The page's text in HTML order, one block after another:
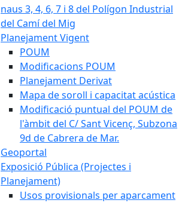
naus 3, 4, 6, 7 i 8 del Polígon Industrial
del Camí del Mig
Planejament Vigent
POUM
Modificacions POUM
Planejament Derivat
Mapa de soroll i capacitat acústica
Modificació puntual del POUM de
l'àmbit del C/ Sant Vicenç, Subzona
9d de Cabrera de Mar.
Geoportal
Exposició Pública (Projectes i
Planejament)
Usos provisionals per aparcament